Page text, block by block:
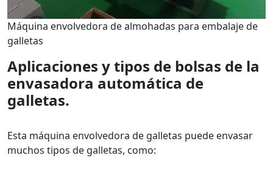
Máquina envolvedora de almohadas para embalaje de
galletas
Aplicaciones y tipos de bolsas de la
envasadora automática de
galletas.
Esta máquina envolvedora de galletas puede envasar
muchos tipos de galletas, como: